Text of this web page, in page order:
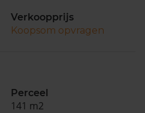
Verkoopprijs
Koopsom opvragen
Perceel
141 m2